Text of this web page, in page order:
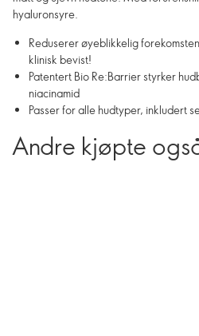
hyaluronsyre.
Reduserer øyeblikkelig
klinisk bevist!
Patentert Bio Re:Barrier styrker
niacinamid
Passer for alle hudtyper, inkludert
Andre kjøpte